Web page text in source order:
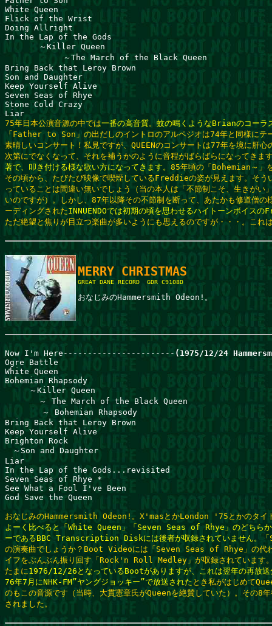
White Queen
Flick of the Wrist
Doing Allright
In the Lap of the Gods
       ～Killer Queen
            ～The March of the Black Queen
Bring Back that Leroy Brown
Son and Daughter
Keep Yourself Alive
Seven Seas of Rhye
Stone Cold Crazy
75年日本公演音源の中では一番の高音質。 蚊の鳴くようなBrianのコーラ
「Father to Son」の出だしのイントロのアルペジオは74年と同様に
素晴しいコンサート！私見ですが、QUEENのコンサートは77年を境に肝
次第にでなくなって、それを補うかのように音程がばらばらになってきま
著で、叩き付ける様な歌い方になってきます。 85年頃の「Bohemian～」
その頃から、たびたび映像で喫煙しているFreddieの姿が見えます。そう
っていることは間違い無いでしょう（当の本人は「不節制こそ、生きがい
いのですが）。しかし、87年以降その不節制を断って、あたかも修道僧の
ーディングされたINNUENDOでは初期の頃を思わせるハイトーンボイス
GREAT DANE RECORD  GDR C9108D
Now I'm Here----------------------- (1975/12/24
Ogre
White Queen
Bohemian Rhapsody
     ～Killer Queen
       ～ The March of the Black Queen
～ Bohemian Rhapsody
Bring Back that Leroy Brown
Keep Yourself Alive
Brighton Rock
～Son and Daughter
Liar
In the Lap of the Gods...revisited
Seven Seas of Rhye *
See What a Fool I've Been
God Save the Queen
よーく比べると「White Queen」「Seven Seas of Rhye」のどちらか
ーであるBBC Transcription Diskには後者が収録されていません。「
の演奏曲でしょうか？Boot Videoには「Seven Seas of Rhye」の代わ
イフをぶんぶん振り回す「Rock'n Roll Medley」が収録されています
たまに1976/12/26となっているBootがありますが、これは翌年の再放送
76年7月にNHK-FM”ヤングジョッキー”で放送されたとき私がはじめて
のもこの音源です（当時、大貫憲章氏がQueenを絶賛していた）。その8